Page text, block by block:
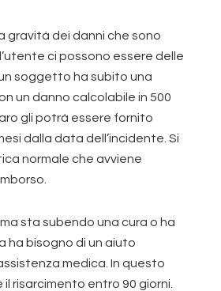
gravità dei danni che sono
ci possono essere delle
soggetto ha subito una
un danno calcolabile in 500
gli potrà essere fornito
dalla data dell’incidente. Si
normale che avviene
sta subendo una cura o ha
ha bisogno di un aiuto
medica. In questo
risarcimento entro 90 giorni.